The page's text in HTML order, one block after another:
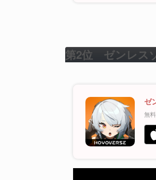
第2位 ゼンレス
ゼ
無料